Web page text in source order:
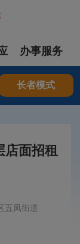
登录
办事服务
长者模式
店面招租
五凤街道